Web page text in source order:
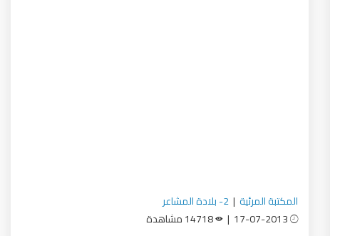
المكتبة المرئية | 2- بلادة المشاعر